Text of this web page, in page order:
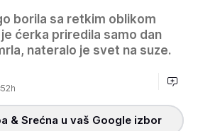
borila sa retkim oblikom
ćerka priredila samo dan
nateralo je svet na suze.
& Srećna u vaš Google izbor